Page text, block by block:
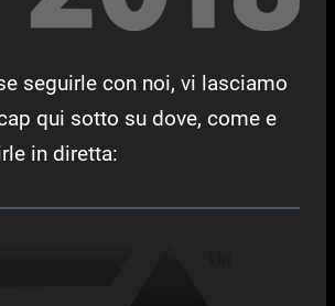
seguirle con noi, vi lasciamo
qui sotto su dove, come e
in diretta: